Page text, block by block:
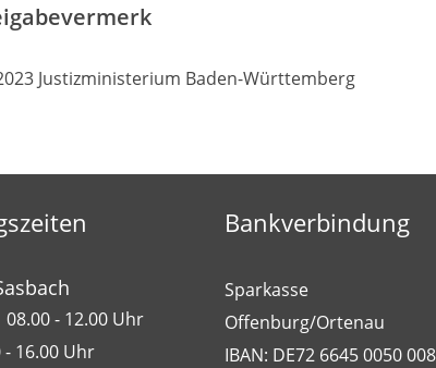
Justizministerium Baden-Württemberg
- 12.00 Uhr
16.00 Uhr
Bankverbindung
Sparkasse
Offenburg/Ortenau
IBAN: DE72 6645 0050